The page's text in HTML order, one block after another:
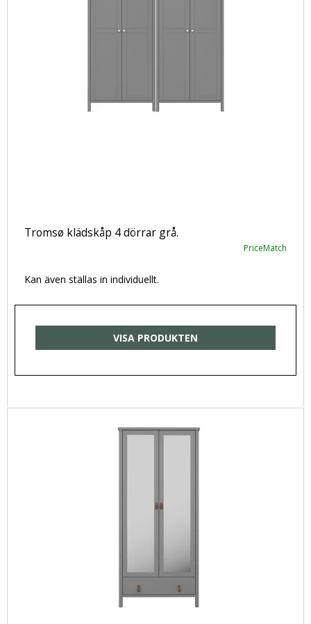
Tromsø klädskåp 4 dörrar grå.
PriceMatch
Kan även ställas in individuellt.
VISA PRODUKTEN